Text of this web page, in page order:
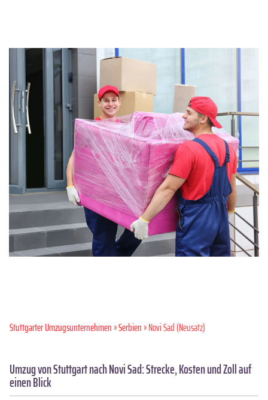
Stuttgarter Umzugsunternehmen»Serbien» Novi Sad (Neusatz)
Umzug von Stuttgart nach Novi Sad: Strecke, Kosten und Zoll auf
einen Blick